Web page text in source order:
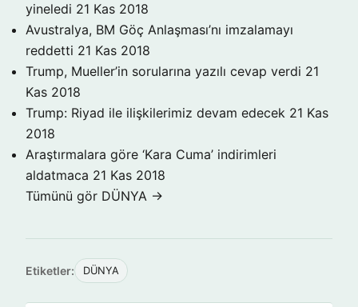
yineledi 21 Kas 2018
Avustralya, BM Göç Anlaşması’nı imzalamayı
reddetti 21 Kas 2018
Trump, Mueller’in sorularına yazılı cevap verdi 21
Kas 2018
Trump: Riyad ile ilişkilerimiz devam edecek 21 Kas
2018
Araştırmalara göre ‘Kara Cuma’ indirimleri
aldatmaca 21 Kas 2018
Tümünü gör DÜNYA →
Etiketler: DÜNYA